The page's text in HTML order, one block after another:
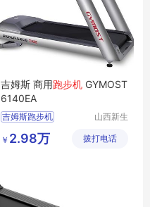
吉姆斯 商用跑步机 GYMOST
6140EA
吉姆斯跑步机
山西新生
材有限公
￥ 2.98万 拨打电话